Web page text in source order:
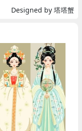
Designed by 塔塔蟹